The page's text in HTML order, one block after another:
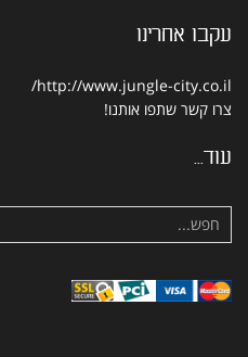
עקבו אחרינו
http://www.jungle-city.co.il/
צרו קשר שתפו אותנו!
עוד...